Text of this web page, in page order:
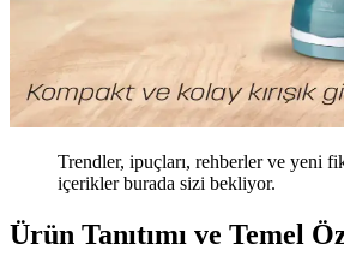
Trendler, ipuçları, rehberler ve yeni
içerikler burada sizi bekliyor.
Ürün Tanıtımı ve Temel